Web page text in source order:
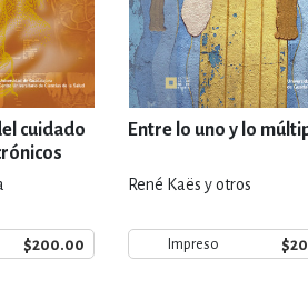
Y OCIO
Y DIDÁCTICOS
cuidado
$200.00
Entre lo uno y lo
René Kaës y otros
Impreso